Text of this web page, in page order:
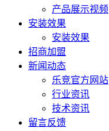
产品展示视频
安装效果
安装效果
招商加盟
新闻动态
乐竞官方网站
行业资讯
技术资讯
留言反馈